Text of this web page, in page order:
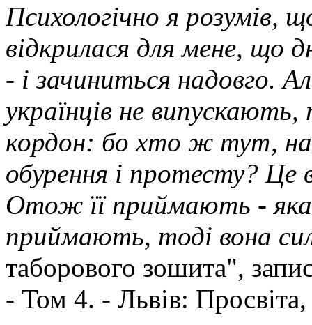
Психологічно я
відкрилася для мене, що
- і зачиниться надовго.
українців не
кордон: бо хто ж тут, на
обурення і протесту?
Отож її приймають -
приймають, тоді вона
таборового зошита",
- Том 4. - Львів: